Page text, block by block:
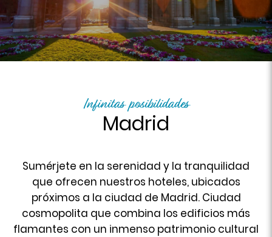
Infinitas posibilidades
Madrid
Sumérjete en la serenidad y la tranquilidad
que ofrecen nuestros hoteles, ubicados
próximos a la ciudad de Madrid. Ciudad
cosmopolita que combina los edificios más
flamantes con un inmenso patrimonio cultural